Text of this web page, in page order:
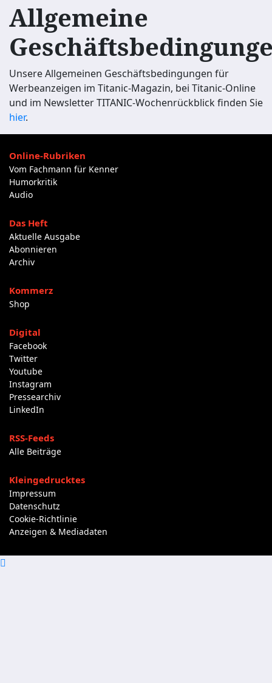
Allgemeine
Unsere Allgemeinen Geschäftsbedingungen für
Werbeanzeigen im Titanic-Magazin, bei Titanic-Online
und im Newsletter TITANIC-Wochenrückblick finden Sie
hier.
Online-Rubriken
Vom Fachmann für Kenner
Humorkritik
Audio
Das Heft
Aktuelle Ausgabe
Abonnieren
Archiv
Kommerz
Shop
Digital
Facebook
Twitter
Youtube
Instagram
Pressearchiv
LinkedIn
RSS-Feeds
Alle Beiträge
Kleingedrucktes
Impressum
Datenschutz
Cookie-Richtlinie
Anzeigen & Mediadaten